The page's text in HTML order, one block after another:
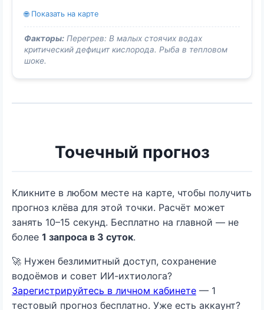
🌐 Показать на карте
Факторы: Перегрев: В малых стоячих водах
критический дефицит кислорода. Рыба в тепловом
шоке.
Точечный прогноз
Кликните в любом месте на карте, чтобы получить
прогноз клёва для этой точки. Расчёт может
занять 10–15 секунд. Бесплатно на главной — не
более 1 запроса в 3 суток.
🚀 Нужен безлимитный доступ, сохранение
водоёмов и совет ИИ-ихтиолога?
Зарегистрируйтесь в личном кабинете — 1
тестовый прогноз бесплатно. Уже есть аккаунт?